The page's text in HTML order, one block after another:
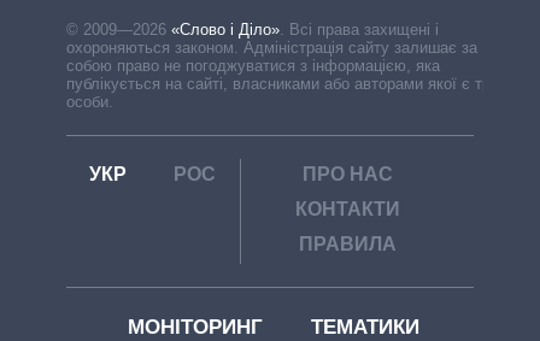
© 2009—2026 «Слово і Діло». Всі права захищені і
охороняються законом. Адміністрація сайту залишає за
собою право не погоджуватися з інформацією, яка
публікується на сайті, власниками або авторами якої є треті
особи.
УКР РОС
ПРО НАС
КОНТАКТИ
ПРАВИЛА
МОНІТОРИНГ ТЕМАТИКИ